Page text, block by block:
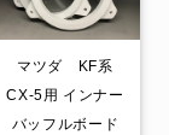
マツダ KF系
CX-5用 インナー
バッフルボード